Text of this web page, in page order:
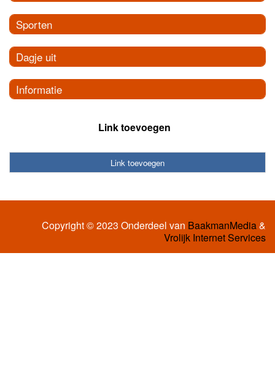
Sporten
Dagje uit
Informatie
Link toevoegen
Link toevoegen
Copyright © 2023 Onderdeel van BaakmanMedia&
Vrolijk Internet Services